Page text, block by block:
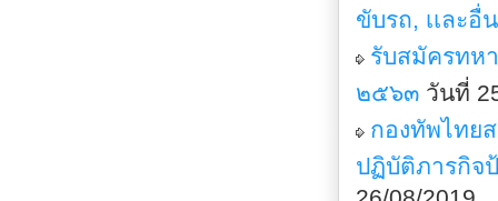
ขับรถ, เเละอื่
รับสมัครทห
๒๕๖๓ วันที่
กองทัพไทย
ปฏิบัติภารกิจ